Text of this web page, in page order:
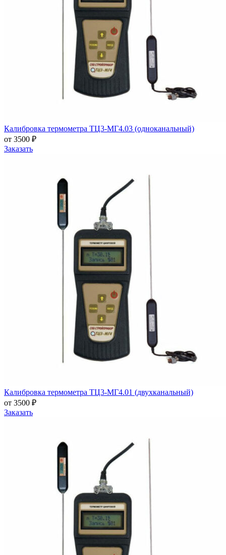
Калибровка термометра ТЦ3-МГ4.03 (одноканальный)
от 3500 ₽
Заказать
Калибровка термометра ТЦ3-МГ4.01 (двухканальный)
от 3500 ₽
Заказать